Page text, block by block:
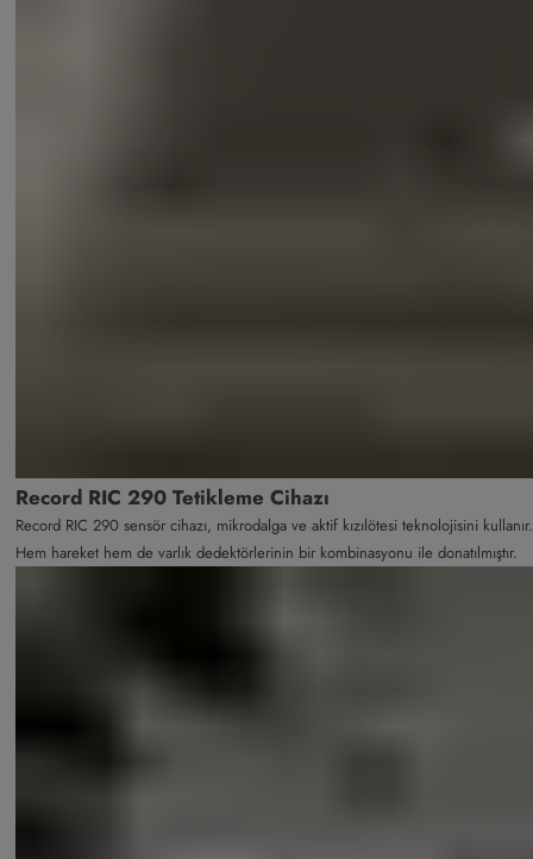
Record RIC 290 Tetikleme Cihazı
Record RIC 290 sensör cihazı, mikrodalga ve aktif kızılötesi teknolojisini kullanır.
Hem hareket hem de varlık dedektörlerinin bir kombinasyonu ile donatılmıştır.